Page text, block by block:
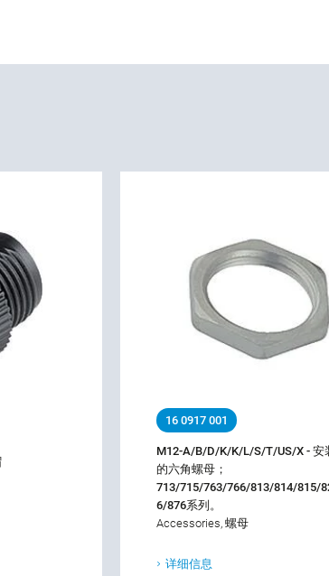
16 0917 001
M12-A/B/D/K/K/L/S/T/US/X - 安
的六角螺母；
713/715/763/766/813/814/815/
6/876系列。
Accessories, 螺母
详细信息